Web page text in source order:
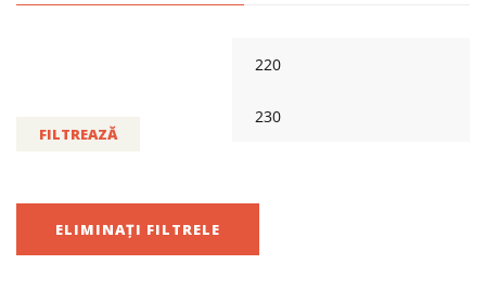
FILTREAZĂ
ELIMINAȚI FILTRELE